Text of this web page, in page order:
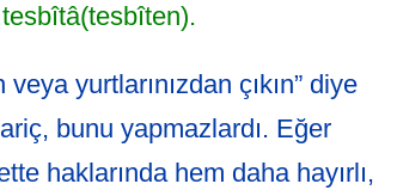
yurtlarınızdan çıkın” diye
bunu yapmazlardı. Eğer
haklarında hem daha hayırlı,